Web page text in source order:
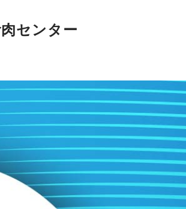
センター